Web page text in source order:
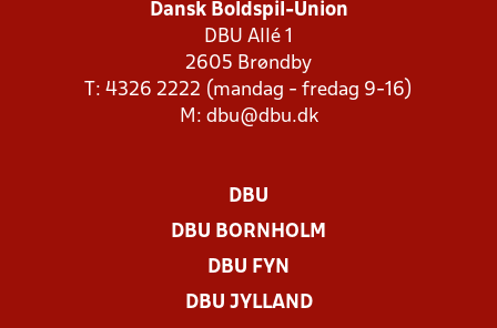
Dansk Boldspil-Union
DBU Allé 1
2605 Brøndby
T: 4326 2222 (mandag - fredag 9-16)
M: dbu@dbu.dk
DBU
DBU BORNHOLM
DBU FYN
DBU JYLLAND